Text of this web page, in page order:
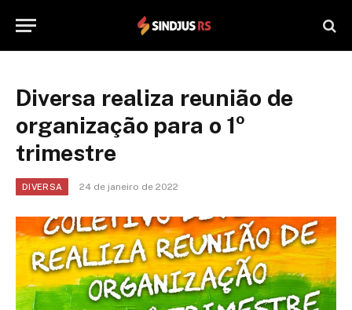
Diversa realiza reunião de
organização para o 1º
trimestre
DIVERSA 24 de janeiro de 2022